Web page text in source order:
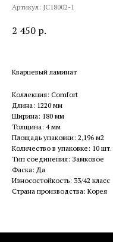
Артикул: JC18002-1
2 450 р.
Кварцевый ламинат
Коллекция: Comfort
Длина: 1220 мм
Ширина: 180 мм
Толщина: 4 мм
Площадь упаковки: 2,196 м2
Количество в упаковке: 10 шт.
Тип соединения: Замковое
Фаска: Да
Износостойкость: 33/42 класс
Страна производства: Корея